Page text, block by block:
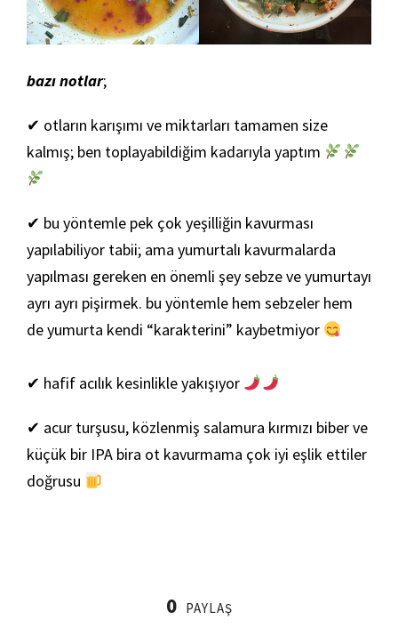
bazı notlar;
✔ otların karışımı ve miktarları tamamen size
kalmış; ben toplayabildiğim kadarıyla yaptım
✔ bu yöntemle pek çok yeşilliğin kavurması
yapılabiliyor tabii; ama yumurtalı kavurmalarda
yapılması gereken en önemli şey sebze ve yumurtayı
ayrı ayrı pişirmek. bu yöntemle hem sebzeler hem
de yumurta kendi “karakterini” kaybetmiyor
✔ hafif acılık kesinlikle yakışıyor
✔ acur turşusu, közlenmiş salamura kırmızı biber ve
küçük bir IPA bira ot kavurmama çok iyi eşlik ettiler
doğrusu
0 PAYLAŞ